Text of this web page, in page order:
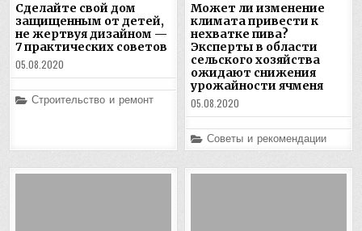
Сделайте свой дом
защищенным от детей,
не жертвуя дизайном —
7 практических советов
05.08.2020
Posted
Строительство и ремонт
Может ли изменение
климата привести к
нехватке пива?
Эксперты в области
сельского хозяйства
ожидают снижения
урожайности ячменя
05.08.2020
Posted
in
Советы и рекомендации